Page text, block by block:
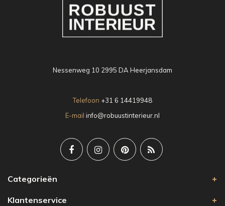
Nessenweg 10 2995 DA Heerjansdam
Telefoon +31 6 14419948
E-mail info@robuustinterieur.nl
Categorieën
Klantenservice